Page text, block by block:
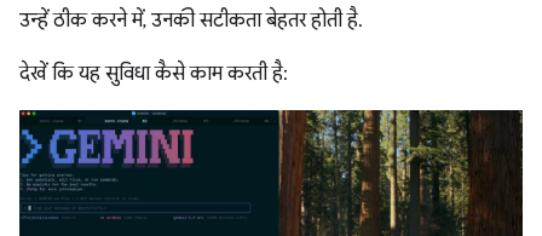
उन्हें ठीक करने में, उनकी सटीकता बेहतर होती है.
देखें कि यह सुविधा कैसे काम करती है: